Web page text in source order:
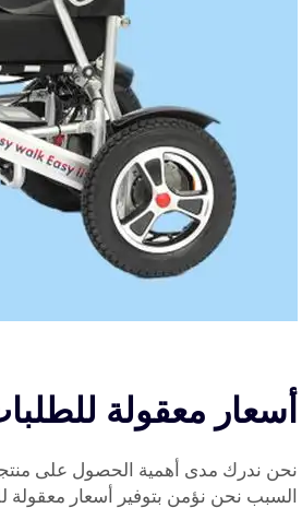
أسعار معقولة
نحن ندرك مدى أهمية الحصول على
السبب نحن نؤمن بتوفير أسعار معقولة